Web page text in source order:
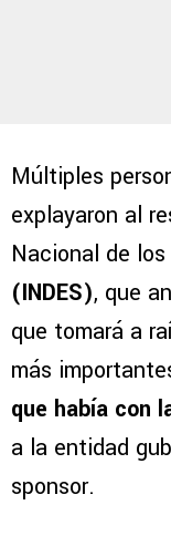
Múltiples
explayaron al
Nacional de
(INDES), que
que tomará a
más
que había con
a la entidad
sponsor.